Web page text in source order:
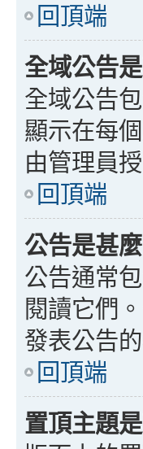
回頂端
全域公告
全域公告
顯示在每
由管理員授
回頂端
公告是甚
公告通常
閱讀它們
發表公告
回頂端
置頂主題